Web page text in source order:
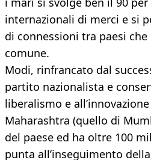
internazionali di merci e si
di connessioni tra paesi
comune.
Modi, rinfrancato dal
partito nazionalista e
liberalismo e
Maharashtra (quello di
del paese ed ha oltre 100
punta all’inseguimento